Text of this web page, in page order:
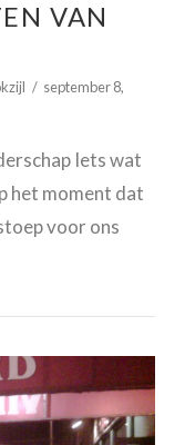
VAN
september 8,
Iets wat
het moment dat
voor ons